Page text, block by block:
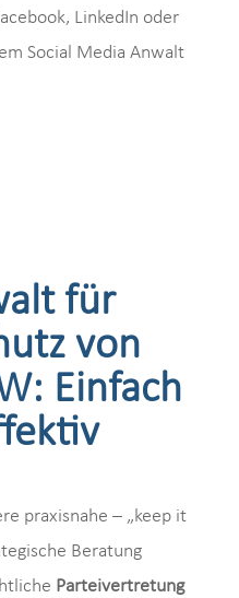
LinkedIn oder
Social Media Anwalt
für
von
Einfach
praxisnahe – „keep it
Beratung
Parteivertretung